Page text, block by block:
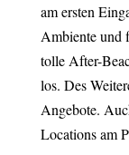
am ersten
Ambiente und
tolle After-
los. Des
Angebote.
Locations am